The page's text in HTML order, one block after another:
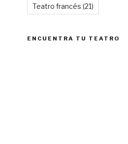
Teatro francés (21)
ENCUENTRA TU TEATRO